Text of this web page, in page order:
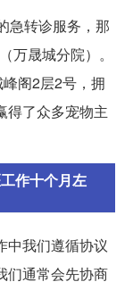
急转诊服务，那
万晟城分院）。
阁2层2号，拥
得了众多宠物主
作十个月左
中我们遵循协议
们通常会先协商